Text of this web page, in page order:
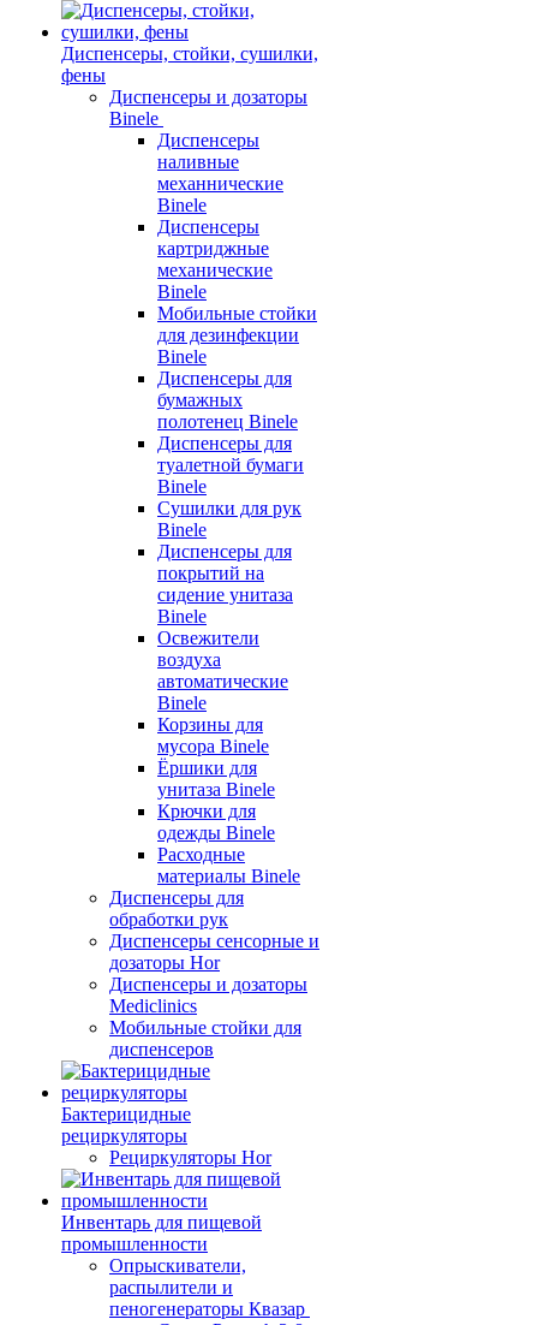
Диспенсеры, стойки, сушилки,
фены
Диспенсеры и дозаторы
Binele
Диспенсеры
наливные
механнические
Binele
Диспенсеры
картриджные
механические
Binele
Мобильные стойки
для дезинфекции
Binele
Диспенсеры для
бумажных
полотенец Binele
Диспенсеры для
туалетной бумаги
Binele
Сушилки для рук
Binele
Диспенсеры для
покрытий на
сидение унитаза
Binele
Освежители
воздуха
автоматические
Binele
Корзины для
мусора Binele
Ёршики для
унитаза Binele
Крючки для
одежды Binele
Расходные
материалы Binele
Диспенсеры для
обработки рук
Диспенсеры сенсорные и
дозаторы Hor
Диспенсеры и дозаторы
Mediclinics
Мобильные стойки для
диспенсеров
Бактерицидные
рециркуляторы
Рециркуляторы Hor
Инвентарь для пищевой
промышленности
Опрыскиватели,
распылители и
пеногенераторы Квазар